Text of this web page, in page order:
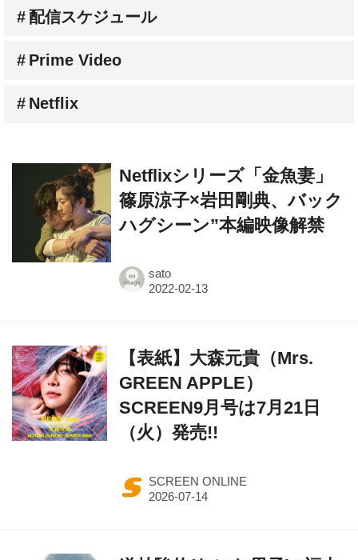
Prime Video
Netflix
篠原涼子×岩田剛典、バック
ハグシーン”本編映像解禁
sato
GREEN APPLE）
SCREEN9月号は7月21日
（火）発売!!
SCREEN ONLINE